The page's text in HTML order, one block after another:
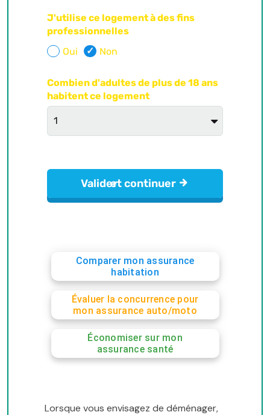
Comparer mon assurance
habitation
Évaluer la concurrence pour
mon assurance auto/moto
Économiser sur mon
assurance santé
Lorsque vous envisagez de déménager,